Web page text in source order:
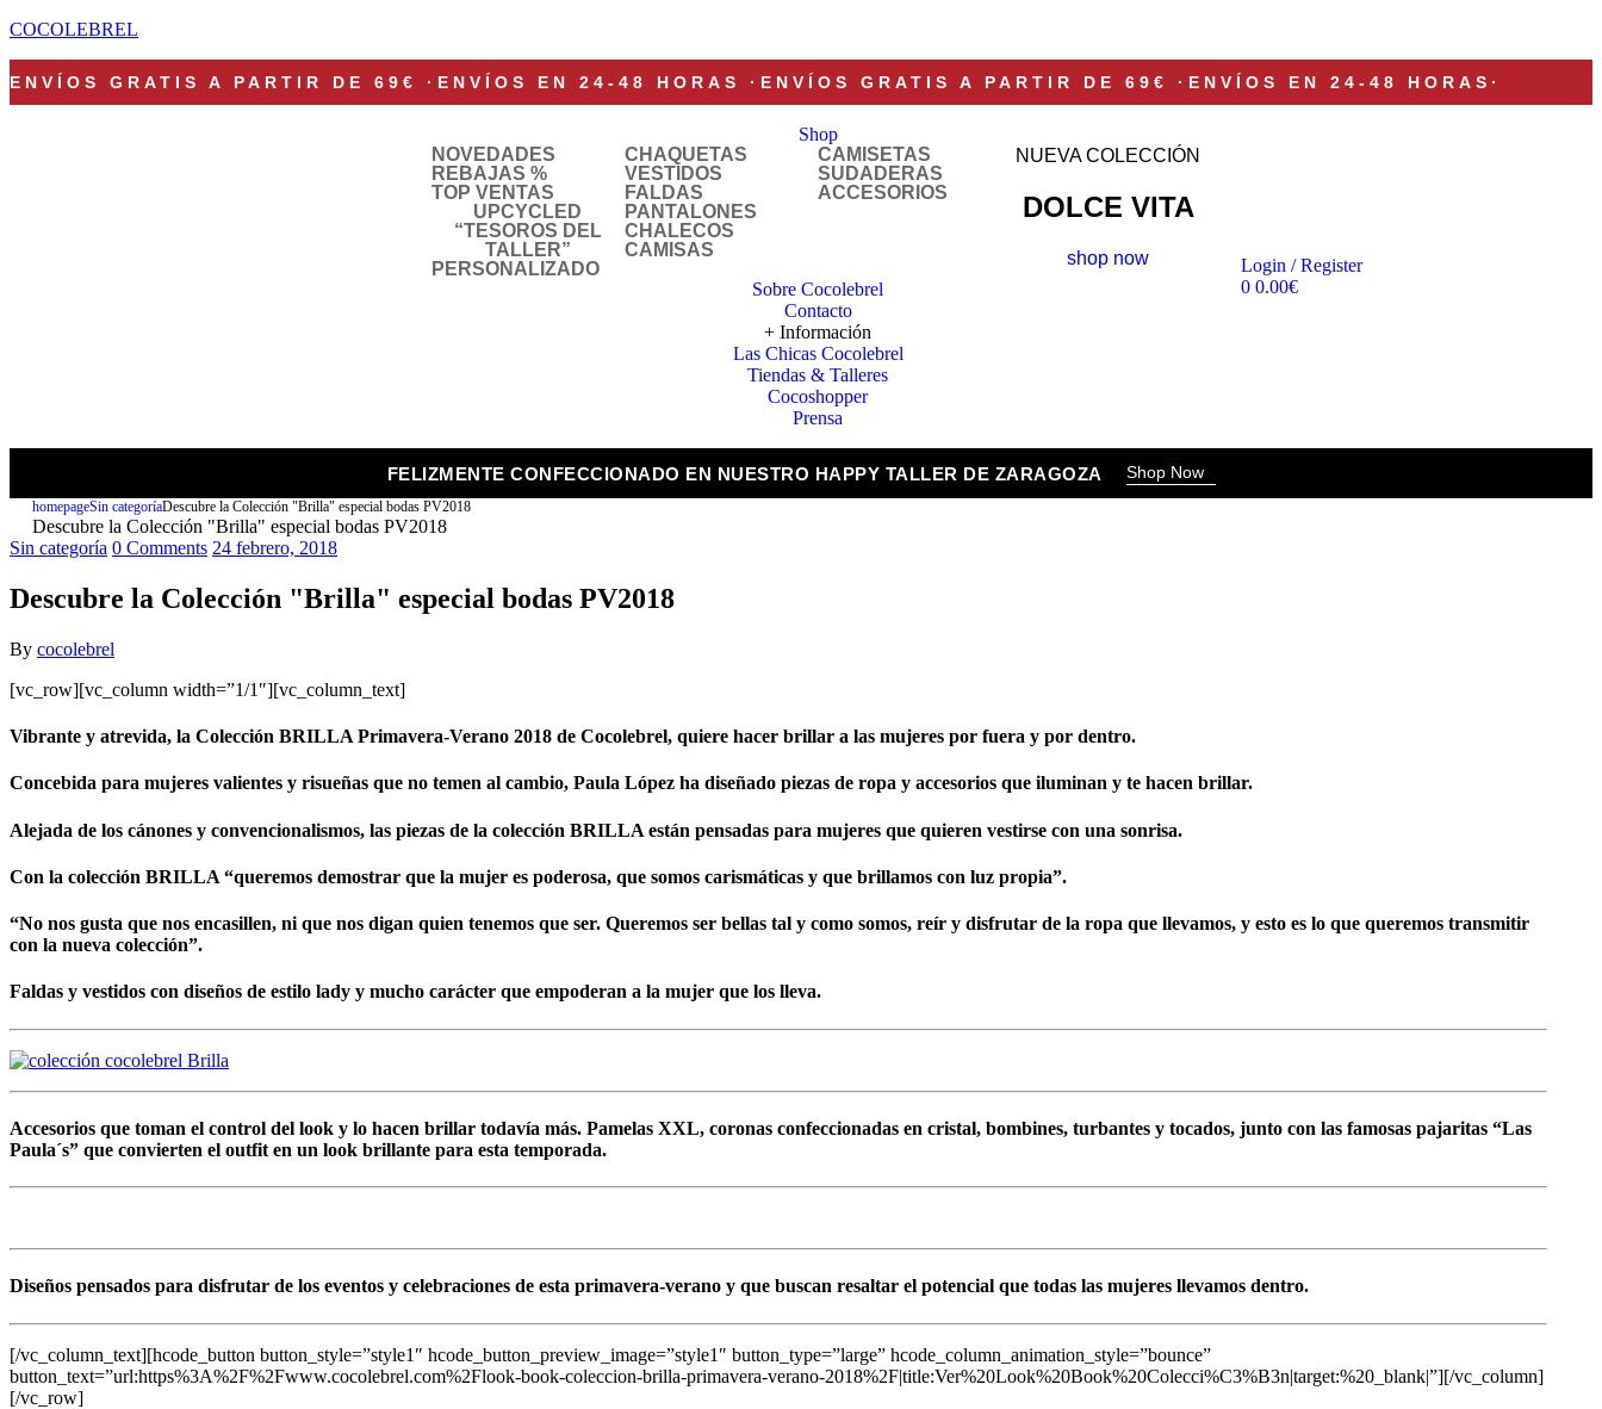
COCOLEBREL
ENVÍOS GRATIS A PARTIR DE 69€ · ENVÍOS EN 24-48 HORAS · ENVÍOS GRATIS A PARTIR DE 69€ · ENVÍOS EN 24-48 HORAS ·
Shop
NOVEDADES
REBAJAS %
TOP VENTAS
UPCYCLED
“TESOROS DEL
TALLER”
PERSONALIZADO
CHAQUETAS
VESTIDOS
FALDAS
PANTALONES
CHALECOS
CAMISAS
CAMISETAS
SUDADERAS
ACCESORIOS
NUEVA COLECCIÓN
DOLCE VITA
shop now
Sobre Cocolebrel
Contacto
+ Información
Las Chicas Cocolebrel
Tiendas & Talleres
Cocoshopper
Prensa
Login / Register
0 0.00€
FELIZMENTE CONFECCIONADO EN NUESTRO HAPPY TALLER DE ZARAGOZA Shop Now
homepageSin categoríaDescubre la Colección "Brilla" especial bodas PV2018
Descubre la Colección "Brilla" especial bodas PV2018
Sin categoría 0 Comments 24 febrero, 2018
Descubre la Colección "Brilla" especial bodas PV2018
By cocolebrel
[vc_row][vc_column width=”1/1″][vc_column_text]
Vibrante y atrevida, la Colección BRILLA Primavera-Verano 2018 de Cocolebrel, quiere hacer brillar a las mujeres por fuera y por dentro.
Concebida para mujeres valientes y risueñas que no temen al cambio, Paula López ha diseñado piezas de ropa y accesorios que iluminan y te hacen brillar.
Alejada de los cánones y convencionalismos, las piezas de la colección BRILLA están pensadas para mujeres que quieren vestirse con una sonrisa.
Con la colección BRILLA “queremos demostrar que la mujer es poderosa, que somos carismáticas y que brillamos con luz propia”.
“No nos gusta que nos encasillen, ni que nos digan quien tenemos que ser. Queremos ser bellas tal y como somos, reír y disfrutar de la ropa que llevamos, y esto es lo que queremos transmitir
con la nueva colección”.
Faldas y vestidos con diseños de estilo lady y mucho carácter que empoderan a la mujer que los lleva.
Accesorios que toman el control del look y lo hacen brillar todavía más. Pamelas XXL, coronas confeccionadas en cristal, bombines, turbantes y tocados, junto con las famosas pajaritas “Las
Paula´s” que convierten el outfit en un look brillante para esta temporada.
Diseños pensados para disfrutar de los eventos y celebraciones de esta primavera-verano y que buscan resaltar el potencial que todas las mujeres llevamos dentro.
[/vc_column_text][hcode_button button_style=”style1″ hcode_button_preview_image=”style1″ button_type=”large” hcode_column_animation_style=”bounce”
button_text=”url:https%3A%2F%2Fwww.cocolebrel.com%2Flook-book-coleccion-brilla-primavera-verano-2018%2F|title:Ver%20Look%20Book%20Colecci%C3%B3n|target:%20_blank|”][/vc_column]
[/vc_row]